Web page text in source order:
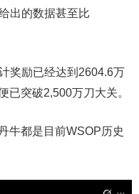
出的数据甚至比
奖励已经达到2604.6万
已突破2,500万刀大关。
牛都是目前WSOP历史